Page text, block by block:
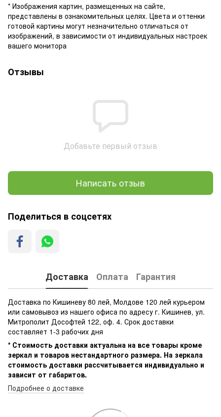
* Изображения картин, размещенных на сайте,
представлены в ознакомительных целях. Цвета и оттенки
готовой картины могут незначительно отличаться от
изображений, в зависимости от индивидуальных настроек
вашего монитора
Отзывы
Добавьте первый отзыв
Написать отзыв
Поделиться в соцсетях
Доставка Оплата Гарантия
Доставка по Кишиневу 80 лей, Молдове 120 лей курьером
или самовывоз из нашего офиса по адресу г. Кишинев, ул.
Митрополит Дософтей 122, оф. 4. Срок доставки
составляет 1-3 рабочих дня
* Стоимость доставки актуальна на все товары кроме
зеркал и товаров нестандартного размера. На зеркала
стоимость доставки рассчитывается индивидуально и
зависит от габаритов.
Подробнее о доставке